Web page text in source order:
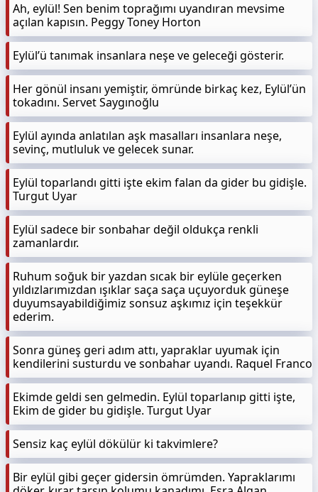
Ah, eylül! Sen benim toprağımı uyandıran mevsime
açılan kapısın. Peggy Toney Horton
Eylül’ü tanımak insanlara neşe ve geleceği gösterir.
Her gönül insanı yemiştir, ömründe birkaç kez, Eylül’ün
tokadını. Servet Saygınoğlu
Eylül ayında anlatılan aşk masalları insanlara neşe,
sevinç, mutluluk ve gelecek sunar.
Eylül toparlandı gitti işte ekim falan da gider bu gidişle.
Turgut Uyar
Eylül sadece bir sonbahar değil oldukça renkli
zamanlardır.
Ruhum soğuk bir yazdan sıcak bir eylüle geçerken
yıldızlarımızdan ışıklar saça saça uçuyorduk güneşe
duyumsayabildiğimiz sonsuz aşkımız için teşekkür
ederim.
Sonra güneş geri adım attı, yapraklar uyumak için
kendilerini susturdu ve sonbahar uyandı. Raquel Franco
Ekimde geldi sen gelmedin. Eylül toparlanıp gitti işte,
Ekim de gider bu gidişle. Turgut Uyar
Sensiz kaç eylül dökülür ki takvimlere?
Bir eylül gibi geçer gidersin ömrümden. Yapraklarımı